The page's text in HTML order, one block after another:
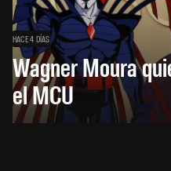
HACE 4 DÍAS
Wagner Moura
el MCU